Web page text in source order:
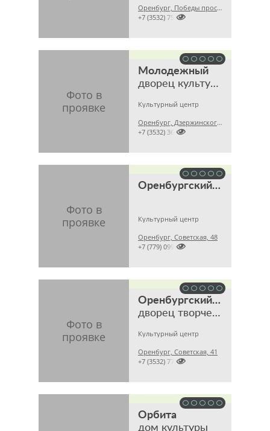
Оренбург, Победы проспект, 140

+7 (3532) 753382
Молодежный
дворец культуры
Культурный центр
Оренбург, Дзержинского проспект, 10

+7 (3532) 362157
Оренбургский гарнизонный Дом офицеров
Культурный центр
Оренбург, Советская, 48

+7 (779) 099
Оренбургский областной дворец творчества детей и молодежи им. В.П. Поляничко
дворец творчества детей и молодежи
Культурный центр
Оренбург, Советская, 41

+7 (3532) 779592
Орбита
дом культуры